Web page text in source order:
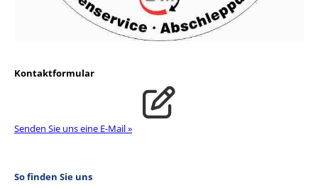
Kontaktformular
Senden Sie uns eine E-Mail »
So finden Sie uns